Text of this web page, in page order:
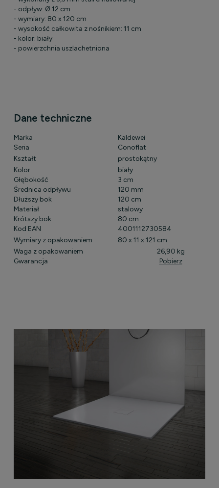
- odpływ: Ø 12 cm
- wymiary: 80 x 120 cm
- wysokość całkowita z nośnikiem: 11 cm
- kolor: biały
- powierzchnia uszlachetniona
Dane techniczne
Marka
Kaldewei
Seria
Conoflat
Kształt
prostokątny
Kolor
biały
Głębokość
3 cm
Średnica odpływu
120 mm
Dłuższy bok
120 cm
Materiał
stalowy
Krótszy bok
80 cm
Kod EAN
4001112730584
Wymiary z opakowaniem
80 x 11 x 121 cm
Waga z opakowaniem
26,90 kg
Gwarancja
Pobierz